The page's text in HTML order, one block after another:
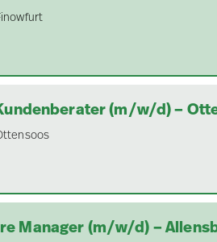
(m/w/d) –
Manager (m/w/d) –